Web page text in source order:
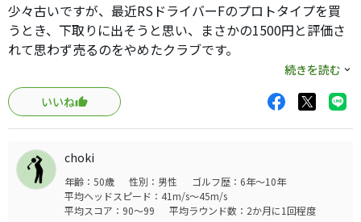
少々古いですが、最近RSドライバーFのプロトタイプを買
うとき、下取りに出そうと思い、まさかの1500円と評価さ
れて思わず売るのをやめたクラブです。
XR16PROの前に使っていたクラブで、RSがあまりにも良い
のでサブドライバーにもなれなくなってしまいました。
ただ所有していた歴代のドライバーの中（RSF2016を除
く）では飛距離性能ナンバー１、小ぶりで形もつかまりも
大変良く気に入っていました。
フジクラ製のオリジナルシャフトもトルクが3.2と結構ハー
ドで、一般のオリジナルシャフトと一線を画しており珍し
くリシャフトせず使用していました。
続きを読む
いいね
choki
年齢：50歳 性別：男性
ゴルフ歴：6年～10年
平均ヘッドスピード：41m/s～45m/s
平均スコア：90～99
平均ラウンド数：2か月に1回程度